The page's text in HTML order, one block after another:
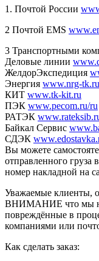
1. Почтой России
2 Почтой EMS
3 Транспортными
Деловые линии
ЖелдорЭкспедиция
Энергия www.nrg-tk.ru
КИТ www.tk-kit.ru
ПЭК www.pecom.ru/ru
РАТЭК
Байкал Сервис
СДЭК
Вы можете
отправленного груза
номер накладной на
Уважаемые клиенты,
ВНИМАНИЕ что мы не
повреждённые в
компаниями или
Как сделать заказ: